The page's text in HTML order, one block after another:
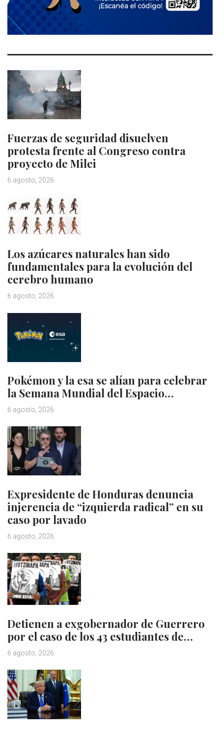
Fuerzas de seguridad disuelven
protesta frente al Congreso contra
proyecto de Milei
6 agosto, 2026
Los azúcares naturales han sido
fundamentales para la evolución del
cerebro humano
6 agosto, 2026
Pokémon y la esa se alían para celebrar
la Semana Mundial del Espacio…
6 agosto, 2026
Expresidente de Honduras denuncia
injerencia de “izquierda radical” en su
caso por lavado
6 agosto, 2026
Detienen a exgobernador de Guerrero
por el caso de los 43 estudiantes de…
6 agosto, 2026